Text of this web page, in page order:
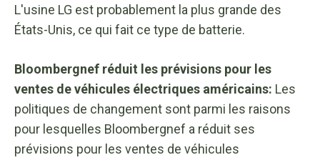
L'usine LG est probablement la plus grande des
États-Unis, ce qui fait ce type de batterie.
Bloombergnef réduit les prévisions pour les
ventes de véhicules électriques américains: Les
politiques de changement sont parmi les raisons
pour lesquelles Bloombergnef a réduit ses
prévisions pour les ventes de véhicules